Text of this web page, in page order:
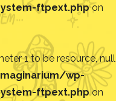
ftpext.phpon
1 to be resource, null
wp-
ftpext.phpon